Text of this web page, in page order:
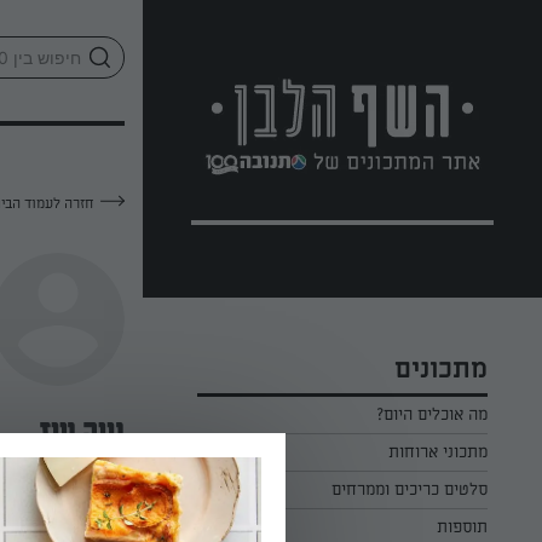
מתכונים
מה אוכלים היום?
מתכוני ארוחות
ארוחת בוקר
ארוחת צהריים
סלטים כריכים וממרחים
כל הסלטים כריכים וממרחים
תוספות
חזרה לעמוד
נויה עוז
—